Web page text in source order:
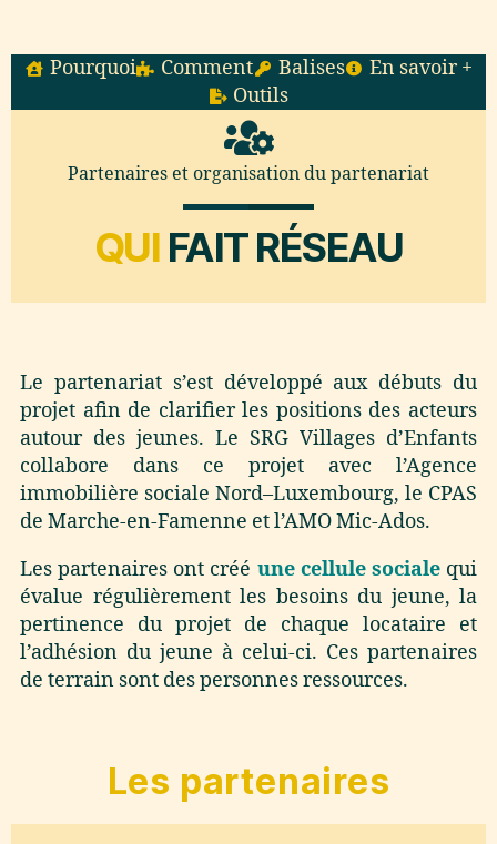
Pourquoi Comment Balises
En savoir +
Outils
Partenaires et organisation du partenariat
QUI FAIT RÉSEAU
Le partenariat s’est développé aux débuts du
projet afin de clarifier les positions des acteurs
autour des jeunes. Le SRG Villages d’Enfants
collabore dans ce projet avec l’Agence
immobilière sociale Nord–Luxembourg, le CPAS
de Marche-en-Famenne et l’AMO Mic-Ados.
Les partenaires ont créé une cellule sociale qui
évalue régulièrement les besoins du jeune, la
pertinence du projet de chaque locataire et
l’adhésion du jeune à celui-ci. Ces partenaires
de terrain sont des personnes ressources.
Les partenaires